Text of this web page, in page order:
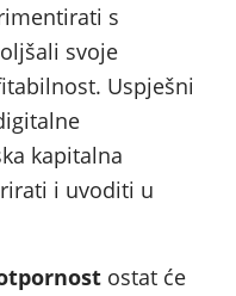
s
svoje
Uspješni
kapitalna
i uvoditi u
ostat će